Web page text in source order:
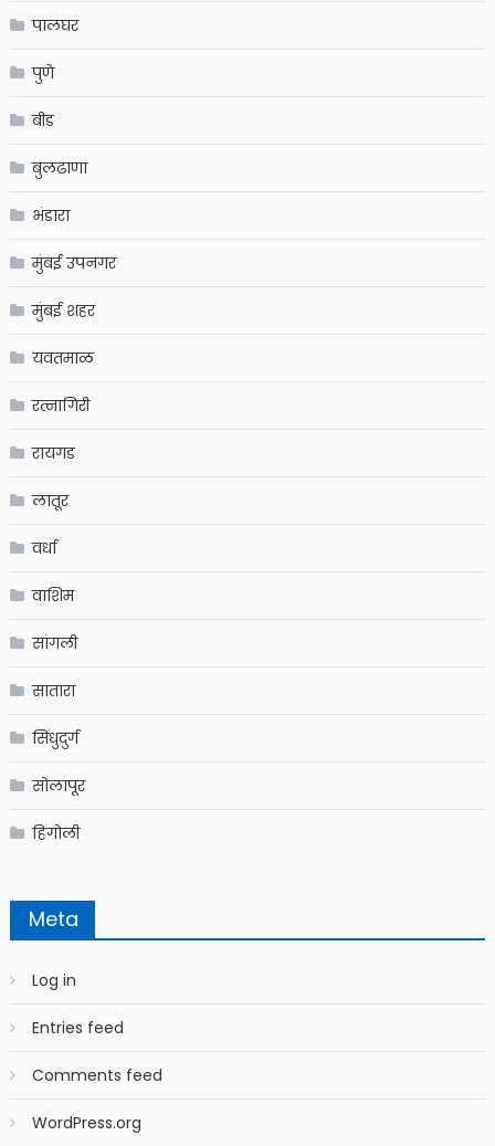
पालघर
पुणे
बीड
बुलढाणा
भंडारा
मुंबई उपनगर
मुंबई शहर
यवतमाळ
रत्नागिरी
रायगड
लातूर
वर्धा
वाशिम
सांगली
सातारा
सिंधुदुर्ग
सोलापूर
हिंगोली
Meta
Log in
Entries feed
Comments feed
WordPress.org